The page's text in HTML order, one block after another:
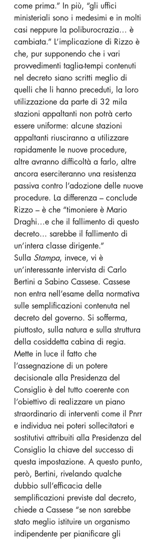
come prima.” In più, “gli uffici
ministeriali sono i medesimi e in molti
casi neppure la poliburocrazia… è
cambiata.” L’implicazione di Rizzo è
che, pur supponendo che i vari
provvedimenti taglia-tempi contenuti
nel decreto siano scritti meglio di
quelli che li hanno preceduti, la loro
utilizzazione da parte di 32 mila
stazioni appaltanti non potrà certo
essere uniforme: alcune stazioni
appaltanti riusciranno a utilizzare
rapidamente le nuove procedure,
altre avranno difficoltà a farlo, altre
ancora eserciteranno una resistenza
passiva contro l’adozione delle nuove
procedure. La differenza – conclude
Rizzo – è che “timoniere è Mario
Draghi…e che il fallimento di questo
decreto... sarebbe il fallimento di
un’intera classe dirigente.”
Sulla Stampa, invece, vi è
un’interessante intervista di Carlo
Bertini a Sabino Cassese. Cassese
non entra nell’esame della normativa
sulle semplificazioni contenuta nel
decreto del governo. Si sofferma,
piuttosto, sulla natura e sulla struttura
della cosiddetta cabina di regia.
Mette in luce il fatto che
l’assegnazione di un potere
decisionale alla Presidenza del
Consiglio è del tutto coerente con
l’obiettivo di realizzare un piano
straordinario di interventi come il Pnrr
e individua nei poteri sollecitatori e
sostitutivi attribuiti alla Presidenza del
Consiglio la chiave del successo di
questa impostazione. A questo punto,
però, Bertini, rivelando qualche
dubbio sull’efficacia delle
semplificazioni previste dal decreto,
chiede a Cassese “se non sarebbe
stato meglio istituire un organismo
indipendente per pianificare gli